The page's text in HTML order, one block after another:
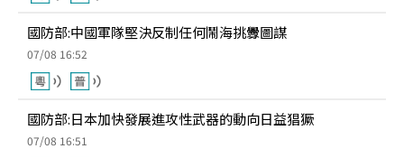
國防部:中國軍隊堅決反制任何鬧海挑釁圖謀
07/08 16:52
國防部:日本加快發展進攻性武器的動向日益猖獗
07/08 16:51